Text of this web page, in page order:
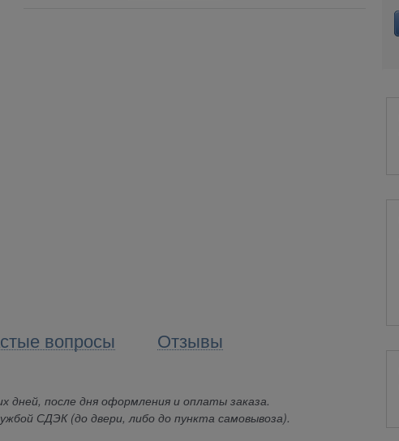
вопросы Отзывы
дней, после дня оформления и оплаты заказа.
СДЭК (до двери, либо до пункта самовывоза).